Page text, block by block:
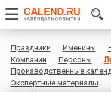
Праздники Именины
Компании
Персоны
Производственные
Экспертные материалы